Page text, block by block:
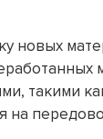
новых
такими
на